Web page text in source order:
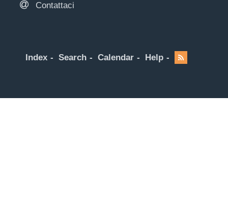
Contattaci
Index Search Calendar Help